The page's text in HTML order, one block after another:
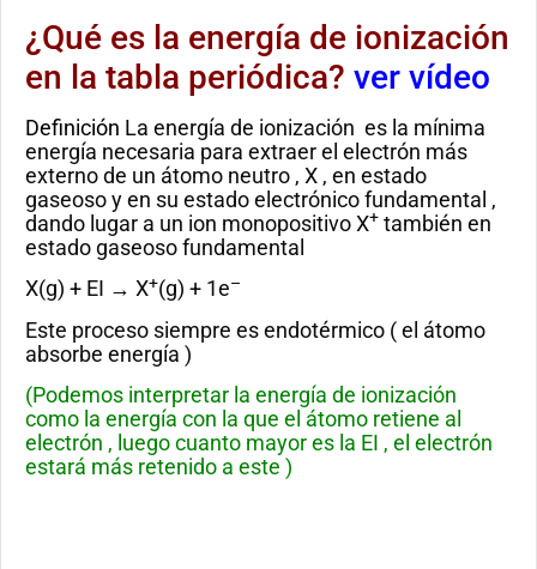
¿Qué es la energía de ionización
en la tabla periódica? ver vídeo
Definición La energía de ionización es la mínima
energía necesaria para extraer el electrón más
externo de un átomo neutro , X , en estado
gaseoso y en su estado electrónico fundamental ,
dando lugar a un ion monopositivo X+ también en
estado gaseoso fundamental
X(g) + EI → X+(g) + 1e–
Este proceso siempre es endotérmico ( el átomo
absorbe energía )
(Podemos interpretar la energía de ionización
como la energía con la que el átomo retiene al
electrón , luego cuanto mayor es la EI , el electrón
estará más retenido a este )